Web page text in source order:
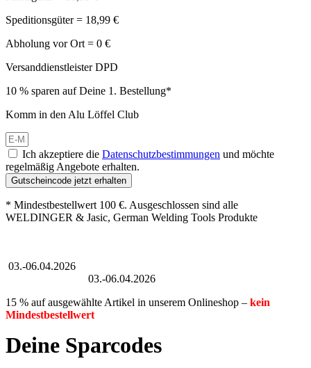
Speditionsgüter = 18,99 €
Abholung vor Ort = 0 €
Versanddienstleister DPD
10 % sparen auf Deine 1. Bestellung*
Komm in den Alu Löffel Club
Ich akzeptiere die Datenschutzbestimmungen und möchte
regelmäßig Angebote erhalten.
Gutscheincode jetzt erhalten
* Mindestbestellwert 100 €. Ausgeschlossen sind alle
WELDINGER & Jasic, German Welding Tools Produkte
03.-06.04.2026
03.-06.04.2026
15 % auf ausgewählte Artikel in unserem Onlineshop – kein
Mindestbestellwert
Deine Sparcodes